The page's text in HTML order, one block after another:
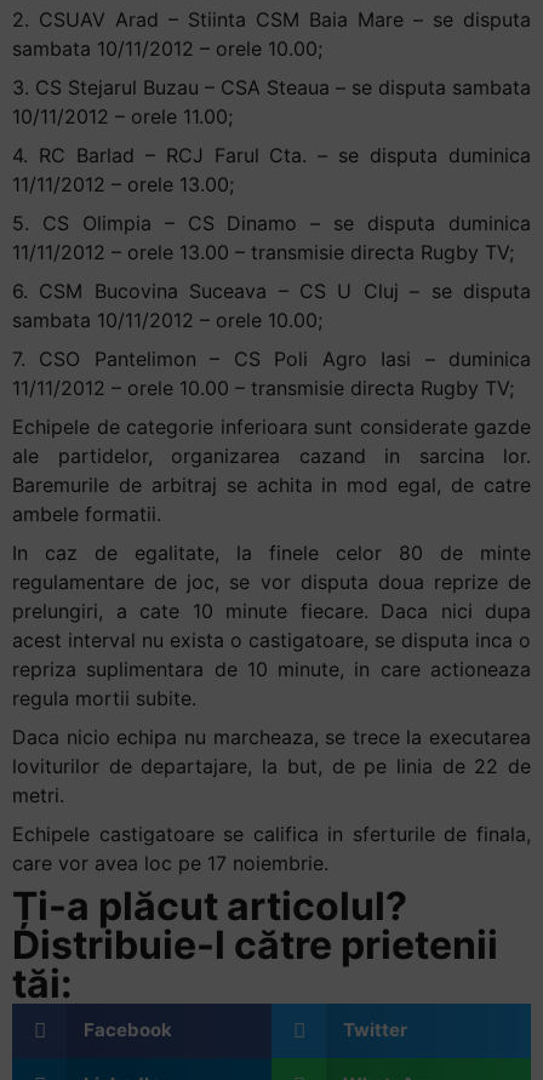
2. CSUAV Arad – Stiinta CSM Baia Mare – se disputa
sambata 10/11/2012 – orele 10.00;
3. CS Stejarul Buzau – CSA Steaua – se disputa sambata
10/11/2012 – orele 11.00;
4. RC Barlad – RCJ Farul Cta. – se disputa duminica
11/11/2012 – orele 13.00;
5. CS Olimpia – CS Dinamo – se disputa duminica
11/11/2012 – orele 13.00 – transmisie directa Rugby TV;
6. CSM Bucovina Suceava – CS U Cluj – se disputa
sambata 10/11/2012 – orele 10.00;
7. CSO Pantelimon – CS Poli Agro Iasi – duminica
11/11/2012 – orele 10.00 – transmisie directa Rugby TV;
Echipele de categorie inferioara sunt considerate gazde
ale partidelor, organizarea cazand in sarcina lor.
Baremurile de arbitraj se achita in mod egal, de catre
ambele formatii.
In caz de egalitate, la finele celor 80 de minte
regulamentare de joc, se vor disputa doua reprize de
prelungiri, a cate 10 minute fiecare. Daca nici dupa
acest interval nu exista o castigatoare, se disputa inca o
repriza suplimentara de 10 minute, in care actioneaza
regula mortii subite.
Daca nicio echipa nu marcheaza, se trece la executarea
loviturilor de departajare, la but, de pe linia de 22 de
metri.
Echipele castigatoare se califica in sferturile de finala,
care vor avea loc pe 17 noiembrie.
Ți-a plăcut articolul?
Distribuie-l către prietenii
tăi:
Facebook Twitter